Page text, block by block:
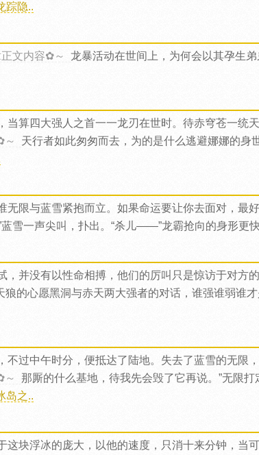
踪隐..
文内容✿～ 龙暴活动在世间上，为何会以其孕生
当算四大强人之首一一龙刃在世时。待赤穹苍一统
～
天行者如此匆匆而去，为的是什么逃避娜娜的身
无限与蓝雪紧抱而立。如果命运要让你去面对，最
雪一声尖叫，扑出。“杀儿——”龙霸抢向的身形更快
，并没有以性命相搏，他们的厉叫只是惊访于对方
狼的心愿黑洞与赤天两大强者的对话，谁强谁弱谁
不过中午时分，便抵达了陆地。失去了蓝雪的无限
～
那厮的什么基地，待我先会毁了它再说。”无限
岛之..
这块浮冰的庞大，以他的速度，只消十来分钟，当